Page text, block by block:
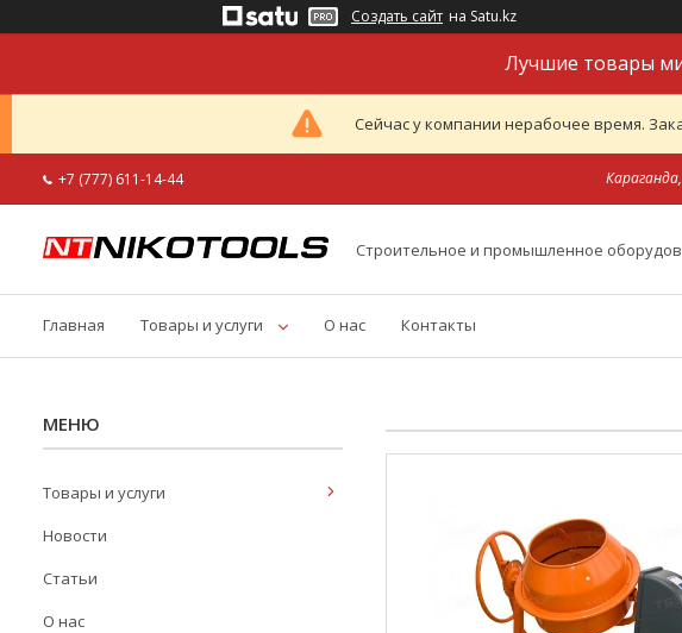
Создать сайт на Satu.kz
Лучшие товары
Сейчас у компании нерабочее время.
+7 (777) 611-14-44
Строительное и промышленное
Главная Товары и услуги О нас Контакты
Товары и услуги
Новости
Статьи
О нас